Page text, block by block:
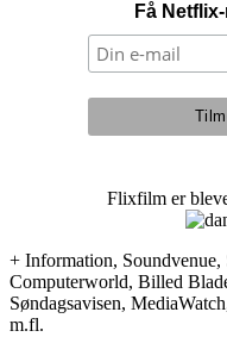
Få
Flixfilm er
+ Information,
Computerworld, Billed
Søndagsavisen,
m.fl.